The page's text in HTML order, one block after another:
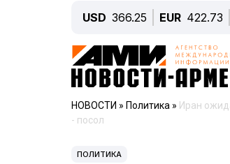
USD 366.25 EUR 422.73
НОВОСТИ » Политика » Иран
- посол
ПОЛИТИКА